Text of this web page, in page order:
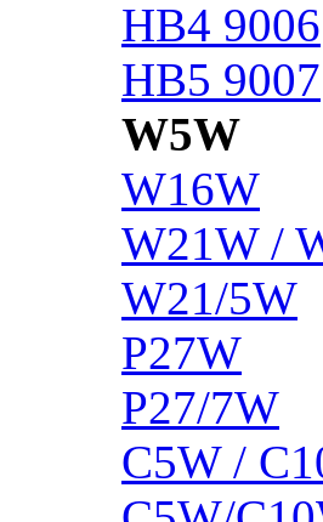
HB4 9006
HB5 9007
W5W
W16W
W21W /
W21/5W
P27W
P27/7W
C5W /